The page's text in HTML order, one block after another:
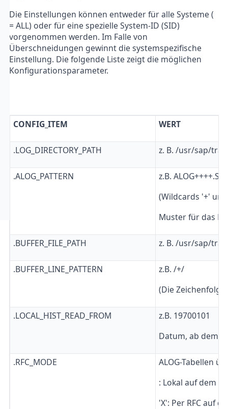
Die Einstellungen können entweder für alle Systeme (
= ALL) oder für eine spezielle System-ID (SID)
vorgenommen werden. Im Falle von
Überschneidungen gewinnt die systemspezifische
Einstellung. Die folgende Liste zeigt die möglichen
Konfigurationsparameter.
CONFIG_ITEM WERT
.LOG_DIRECTORY_PATH z. B. /usr/sap/
.ALOG_PATTERN
z.B. ALOG++++.S01
(Wildcards '+'
Muster für das
.BUFFER_FILE_PATH z. B. /usr/sap/
.BUFFER_LINE_PATTERN
z.B. /+/
(Die
.LOCAL_HIST_READ_FROM
z.B. 19700101
Datum, ab dem
.RFC_MODE
ALOG-Tabellen
: Lokal auf dem
'X': Per RFC auf